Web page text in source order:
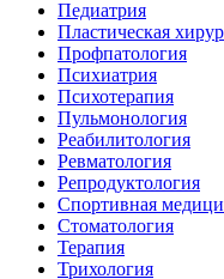
Педиатрия
Пластическая
Профпатология
Психиатрия
Психотерапия
Пульмонология
Реабилитология
Ревматология
Репродуктология
Спортивная
Стоматология
Терапия
Трихология